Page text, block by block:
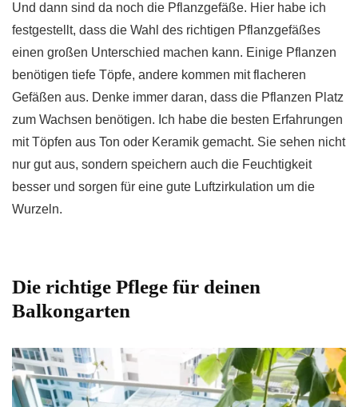
Und dann sind da noch die Pflanzgefäße. Hier habe ich
festgestellt, dass die Wahl des richtigen Pflanzgefäßes
einen großen Unterschied machen kann. Einige Pflanzen
benötigen tiefe Töpfe, andere kommen mit flacheren
Gefäßen aus. Denke immer daran, dass die Pflanzen Platz
zum Wachsen benötigen. Ich habe die besten Erfahrungen
mit Töpfen aus Ton oder Keramik gemacht. Sie sehen nicht
nur gut aus, sondern speichern auch die Feuchtigkeit
besser und sorgen für eine gute Luftzirkulation um die
Wurzeln.
Die richtige Pflege für deinen
Balkongarten